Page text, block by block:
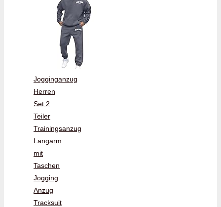
Jogginganzug
Herren
Set 2
Teiler
Trainingsanzug
Langarm
mit
Taschen
Jogging
Anzug
Tracksuit